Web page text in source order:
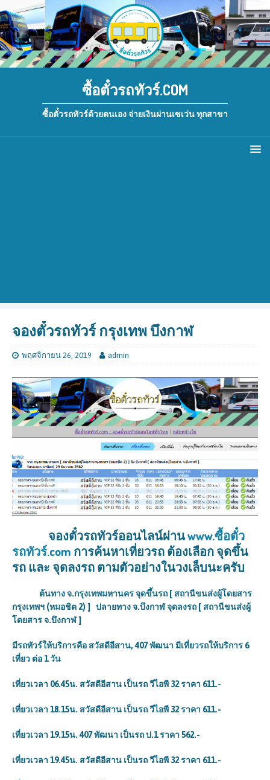
ซื้อตั๋วรถทัวร์.COM
ซื้อตั๋วรถทัวร์ด้วยตนเอง จ่ายเงินผ่านเซเว่น ทุกสาขา
จองตั๋วรถทัวร์ กรุงเทพ บึงกาฬ
พฤศจิกายน 26, 2019 admin
จองตั๋วรถทัวร์ออนไลน์ผ่านwww.ซื้อตั๋ว
รถทัวร์.com การค้นหาเที่ยวรถ ต้องเลือก จุดขึ้น
รถ และ จุดลงรถ ตามตัวอย่างในวงเล็บนะครับ
ต้นทาง จ.กรุงเทพมหานคร จุดขึ้นรถ [ สถานีขนส่งผู้โดยสาร
กรุงเทพฯ (หมอชิต 2) ] ปลายทาง จ.บึงกาฬ จุดลงรถ [ สถานีขนส่งผู้
โดยสาร จ.บึงกาฬ ]
มีรถทัวร์ให้บริการคือ สวัสดีอีสาน,407 พัฒนา มีเที่ยวรถให้บริการ 6
เที่ยว ต่อ 1 วัน
เที่ยวเวลา 06.45น. สวัสดีอีสาน เป็นรถ วีไอพี 32 ราคา 611.-
เที่ยวเวลา 18.15น. สวัสดีอีสาน เป็นรถ วีไอพี 32 ราคา 611.-
เที่ยวเวลา 19.15น. 407 พัฒนา เป็นรถ ป.1 ราคา 562.-
เที่ยวเวลา 19.45น. สวัสดีอีสาน เป็นรถ วีไอพี 32 ราคา 611.-